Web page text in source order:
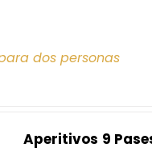
dos personas
Aperitivos 9